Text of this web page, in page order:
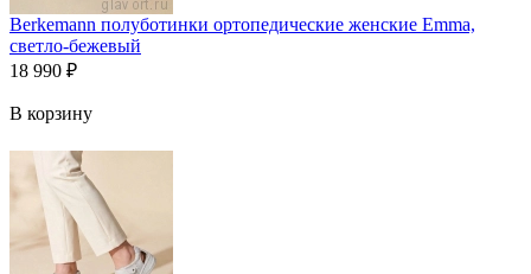
Berkemann полуботинки ортопедические женские Emma,
светло-бежевый
18 990 ₽
В корзину